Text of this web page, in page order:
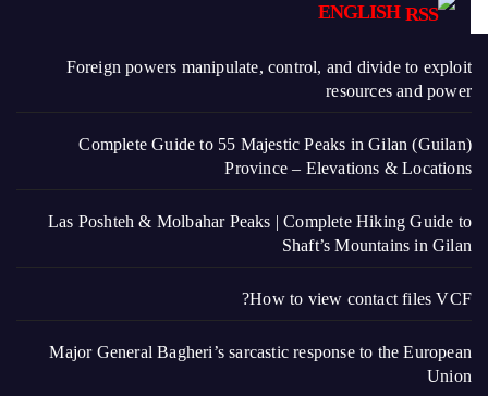
ENGLISH
Foreign powers manipulate, control, and divide to exploit
resources and power
Complete Guide to 55 Majestic Peaks in Gilan (Guilan)
Province – Elevations & Locations
Las Poshteh & Molbahar Peaks | Complete Hiking Guide to
Shaft’s Mountains in Gilan
How to view contact files VCF?
Major General Bagheri’s sarcastic response to the European
Union